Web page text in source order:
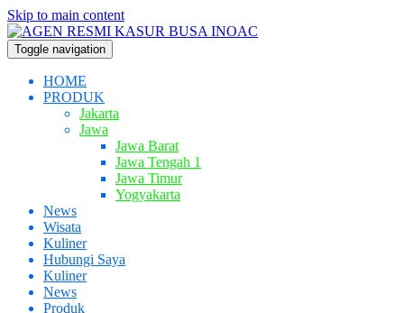
Skip to main content
Toggle navigation
HOME
PRODUK
Jakarta
Jawa
Jawa Barat
Jawa Tengah 1
Jawa Timur
Yogyakarta
News
Wisata
Kuliner
Hubungi Saya
Kuliner
News
Produk